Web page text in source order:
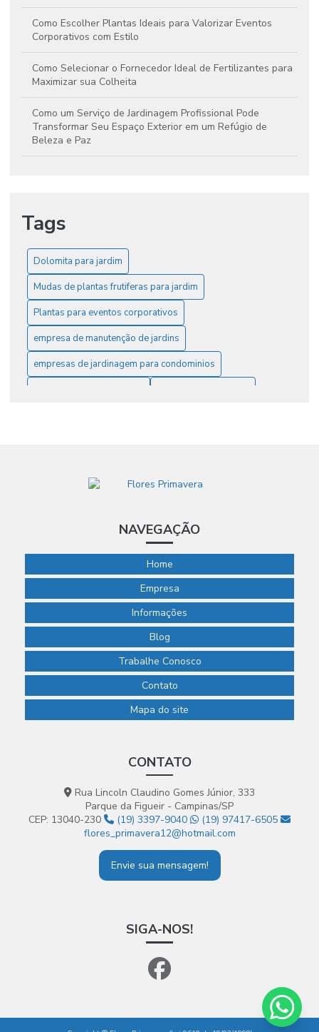
Como Escolher Plantas Ideais para Valorizar Eventos
Corporativos com Estilo
Como Selecionar o Fornecedor Ideal de Fertilizantes para
Maximizar sua Colheita
Como um Serviço de Jardinagem Profissional Pode
Transformar Seu Espaço Exterior em um Refúgio de
Beleza e Paz
Guia Essencial para Escolher e Cultivar Mudas de Plantas
Frutíferas no Jardim
Manutenção de Jardins: Dicas Essenciais para Criar
Espaços Verdes Deslumbrantes
Serviços de Jardinagem e Paisagismo: Transforme Seu
Espaço Verde em um Refúgio de Beleza e Paz
Vasos Ideais para Paisagismo Corporativo: Dicas para
Transformar Ambientes em Campinas
Tags
Dolomita para jardim
Mudas de plantas frutiferas para jardim
Plantas para eventos corporativos
empresa de manutenção de jardins
empresas de jardinagem para condominios
NAVEGAÇÃO
Home
Empresa
Informações
Blog
Trabalhe Conosco
Contato
Mapa do site
CONTATO
Rua Lincoln Claudino Gomes Júnior, 333
Parque da Figueir - Campinas/SP
CEP: 13040-230
(19) 3397-9040
(19) 97417-6505
flores_primavera12@hotmail.com
Envie sua mensagem!
SIGA-NOS!